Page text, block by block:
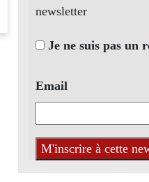
newsletter
Je ne suis pas un
Email